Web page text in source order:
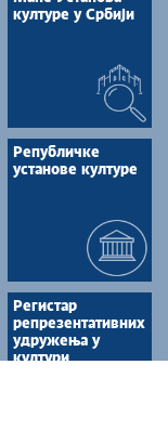
културе у Србији
Републичке
установе културе
Регистар
репрезентативних
удружења у
култури